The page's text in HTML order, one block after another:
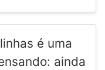
é uma
ainda